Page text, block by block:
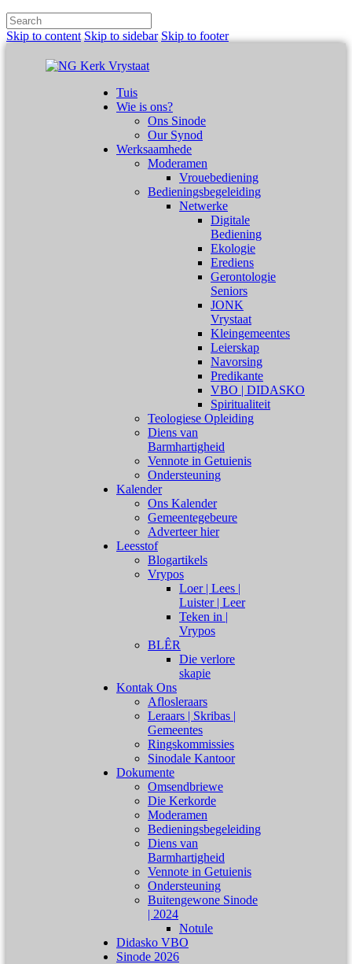
Skip to content Skip to sidebar Skip to footer
Tuis
Wie is ons?
Ons Sinode
Our Synod
Werksaamhede
Moderamen
Vrouebediening
Bedieningsbegeleiding
Netwerke
Digitale
Bediening
Ekologie
Erediens
Gerontologie
Seniors
JONK
Vrystaat
Kleingemeentes
Leierskap
Navorsing
Predikante
VBO | DIDASKO
Spiritualiteit
Teologiese Opleiding
Diens van
Barmhartigheid
Vennote in Getuienis
Ondersteuning
Kalender
Ons Kalender
Gemeentegebeure
Adverteer hier
Leesstof
Blogartikels
Vrypos
Loer | Lees |
Luister | Leer
Teken in |
Vrypos
BLÊR
Die verlore
skapie
Kontak Ons
Aflosleraars
Leraars | Skribas |
Gemeentes
Ringskommissies
Sinodale Kantoor
Dokumente
Omsendbriewe
Die Kerkorde
Moderamen
Bedieningsbegeleiding
Diens van
Barmhartigheid
Vennote in Getuienis
Ondersteuning
Buitengewone Sinode
| 2024
Notule
Didasko VBO
Sinode 2026